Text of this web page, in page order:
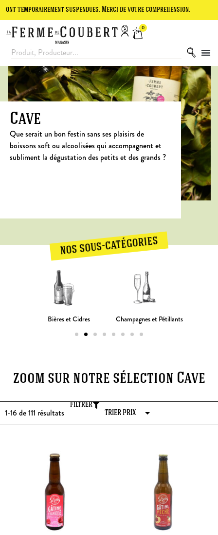
suspendues. Merci de votre compréhension. Le site est
0
Cave
Que serait un bon festin sans ses plaisirs de
boissons soft ou alcoolisées qui accompagnent et
subliment la dégustation des petits et des grands ?
nos sous-catégories
Bières et Cidres Champagnes et Pétillants
zoom sur notre sélection Cave
1-16 de 111 résultats
FILTRER